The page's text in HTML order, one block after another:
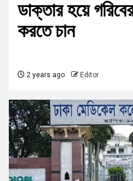
ডাক্তার হয়ে
করতে চান
2 years ago Editor